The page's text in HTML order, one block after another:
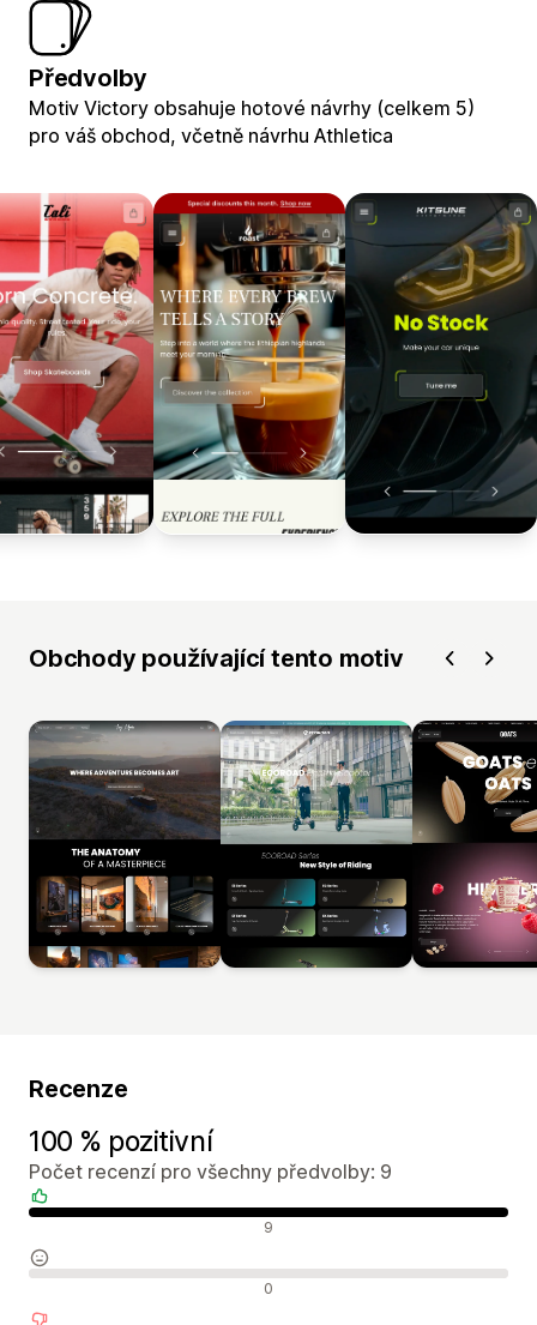
Předvolby
Motiv Victory obsahuje hotové návrhy (celkem 5)
pro váš obchod, včetně návrhu Athletica
Obchody používající tento motiv
Recenze
100 % pozitivní
Počet recenzí pro všechny předvolby: 9
Pozitivní recenze 9
Neutrální recenze 0